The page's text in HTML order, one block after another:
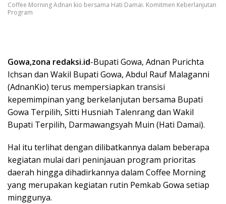
Coffee Morning Adnan kio bersama Hati Damai. Komitmen Keberlanjutan
Program
Gowa,zona redaksi.id-Bupati Gowa, Adnan Purichta
Ichsan dan Wakil Bupati Gowa, Abdul Rauf Malaganni
(AdnanKio) terus mempersiapkan transisi
kepemimpinan yang berkelanjutan bersama Bupati
Gowa Terpilih, Sitti Husniah Talenrang dan Wakil
Bupati Terpilih, Darmawangsyah Muin (Hati Damai).
Hal itu terlihat dengan dilibatkannya dalam beberapa
kegiatan mulai dari peninjauan program prioritas
daerah hingga dihadirkannya dalam Coffee Morning
yang merupakan kegiatan rutin Pemkab Gowa setiap
minggunya.